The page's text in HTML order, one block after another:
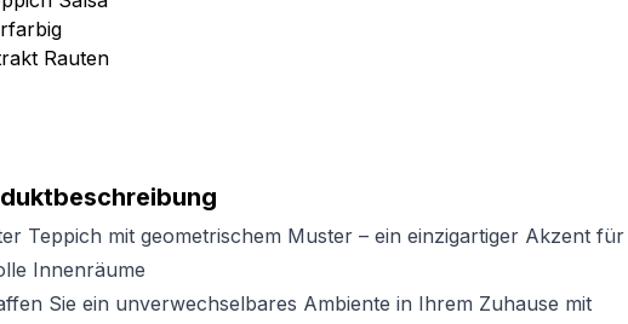
Teppich mit geometrischem Muster – ein einzigartiger Akzent für
Innenräume
Sie ein unverwechselbares Ambiente in Ihrem Zuhause mit